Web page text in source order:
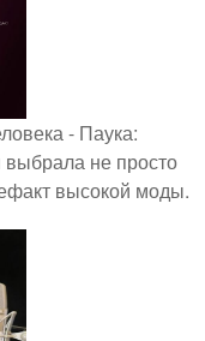
- Паука:
не просто
высокой моды.